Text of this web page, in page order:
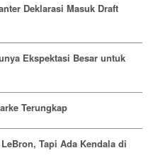
Deklarasi Masuk Draft
Ekspektasi Besar untuk
Terungkap
Tapi Ada Kendala di